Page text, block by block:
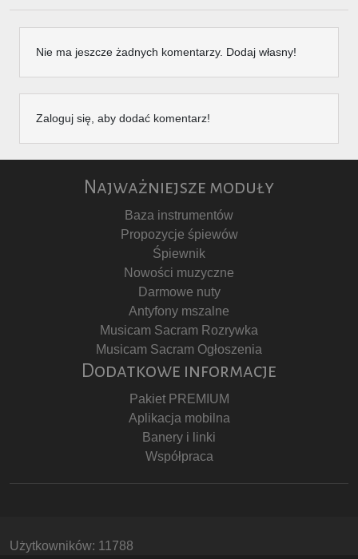
Nie ma jeszcze żadnych komentarzy. Dodaj własny!
Zaloguj się, aby dodać komentarz!
Najważniejsze moduły
Baza instrumentów
Propozycje śpiewów
Śpiewnik
Nowości muzyczne
Darmowe nuty
Antyfony mszalne
Musicam Sacram Rozrywka
Musicam Sacram Ogłoszenia
Dodatkowe informacje
Pakiet PREMIUM
Aplikacja mobilna
Banery i linki
Współpraca
Użytkowników: 11788